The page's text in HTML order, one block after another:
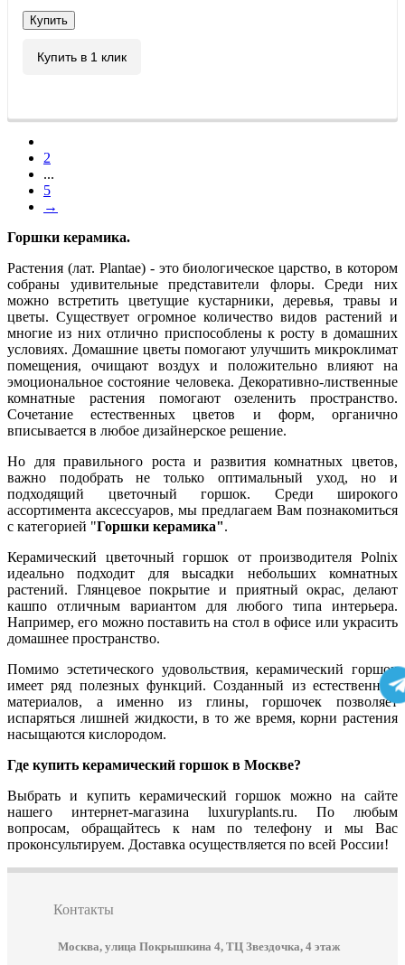
Купить
Купить в 1 клик
2
...
5
→
Горшки керамика.
Растения (лат. Plantae) - это биологическое царство, в котором
собраны удивительные представители флоры. Среди них
можно встретить цветущие кустарники, деревья, травы и
цветы. Существует огромное количество видов растений и
многие из них отлично приспособлены к росту в домашних
условиях. Домашние цветы помогают улучшить микроклимат
помещения, очищают воздух и положительно влияют на
эмоциональное состояние человека. Декоративно-лиственные
комнатные растения помогают озеленить пространство.
Сочетание естественных цветов и форм, органично
вписывается в любое дизайнерское решение.
Но для правильного роста и развития комнатных цветов,
важно подобрать не только оптимальный уход, но и
подходящий цветочный горшок. Среди широкого
ассортимента аксессуаров, мы предлагаем Вам познакомиться
с категорией "Горшки керамика".
Керамический цветочный горшок от производителя Polnix
идеально подходит для высадки небольших комнатных
растений. Глянцевое покрытие и приятный окрас, делают
кашпо отличным вариантом для любого типа интерьера.
Например, его можно поставить на стол в офисе или украсить
домашнее пространство.
Помимо эстетического удовольствия, керамический горшок
имеет ряд полезных функций. Созданный из естественных
материалов, а именно из глины, горшочек позволяет
испаряться лишней жидкости, в то же время, корни растения
насыщаются кислородом.
Где купить керамический горшок в Москве?
Выбрать и купить керамический горшок можно на сайте
нашего интернет-магазина luxuryplants.ru. По любым
вопросам, обращайтесь к нам по телефону и мы Вас
проконсультируем. Доставка осуществляется по всей России!
Контакты
Москва, улица Покрышкина 4, ТЦ Звездочка, 4 этаж